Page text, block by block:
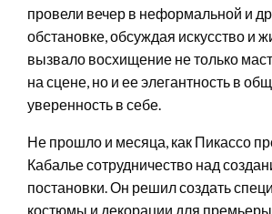
провели вечер в неформальной и
обстановке, обсуждая искусство и
вызвало восхищение не только
на сцене, но и ее элегантность в
уверенность в себе.
Не прошло и месяца, как Пикассо
Кабалье сотрудничество над
постановки. Он решил создать
костюмы и декорации для